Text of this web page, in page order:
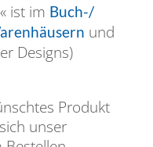
ist im Buch-/
und
Designs)
Produkt
unser